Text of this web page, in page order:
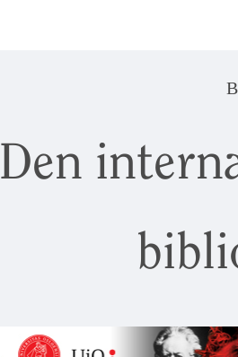
Den